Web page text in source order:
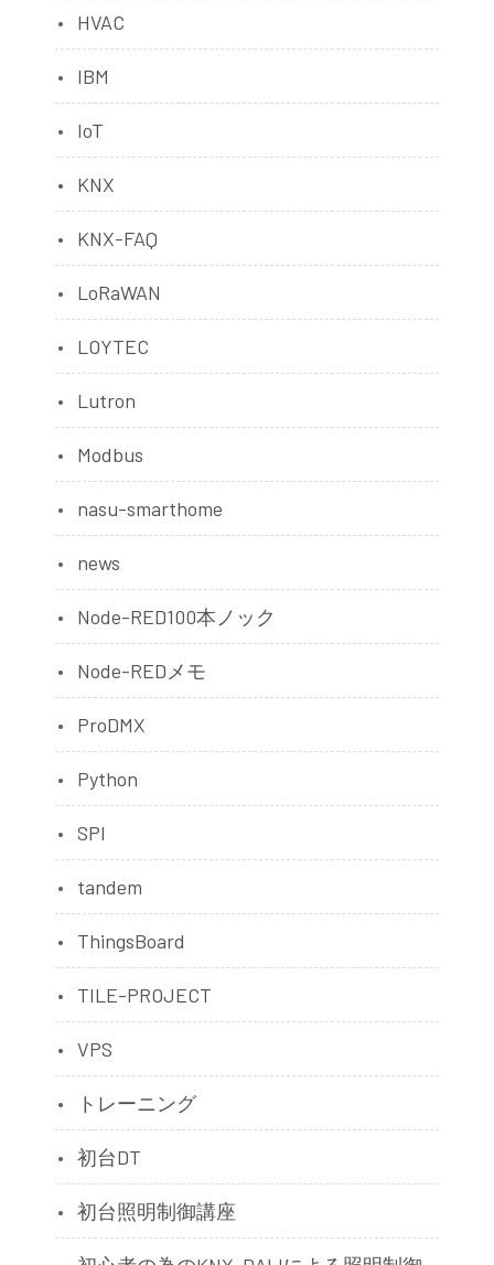
HVAC
IBM
IoT
KNX
KNX-FAQ
LoRaWAN
LOYTEC
Lutron
Modbus
nasu-smarthome
news
Node-RED100本ノック
Node-REDメモ
ProDMX
Python
SPI
tandem
ThingsBoard
TILE-PROJECT
VPS
トレーニング
初台DT
初台照明制御講座